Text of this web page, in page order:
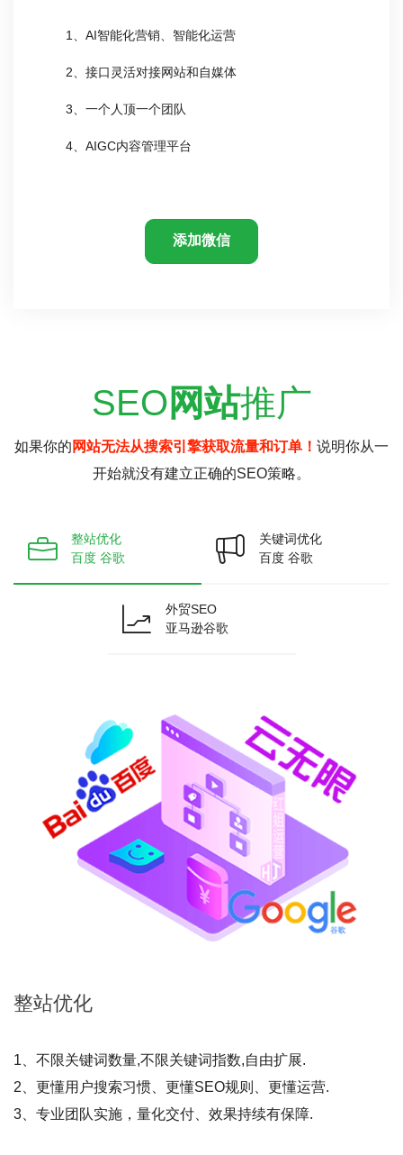
1、AI智能化营销、智能化运营
2、接口灵活对接网站和自媒体
3、一个人顶一个团队
4、AIGC内容管理平台
添加微信
SEO 网站推广
如果你的 网站无法从搜索引擎获取流量和订单！ 说明你从一
开始就没有建立正确的SEO策略。
整站优化
百度 谷歌
关键词优化
百度 谷歌
外贸SEO
亚马逊谷歌
整站优化
1、不限关键词数量,不限关键词指数,自由扩展.
2、更懂用户搜索习惯、更懂SEO规则、更懂运营.
3、专业团队实施，量化交付、效果持续有保障.